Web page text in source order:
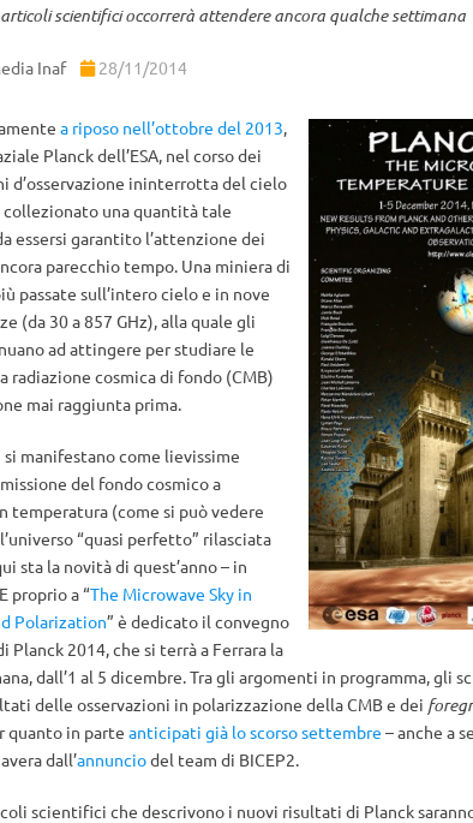
scientifici occorrerà attendere ancora qualche settimana
Inaf 28/11/2014
a riposo nell’ottobre del 2013,
Planck dell’ESA, nel corso dei
d’osservazione ininterrotta del cielo
collezionato una quantità tale
essersi garantito l’attenzione dei
parecchio tempo. Una miniera di
passate sull’intero cielo e in nove
(da 30 a 857 GHz), alla quale gli
ad attingere per studiare le
radiazione cosmica di fondo (CMB)
mai raggiunta prima.
manifestano come lievissime
del fondo cosmico a
temperatura (come si può vedere
“quasi perfetto” rilasciata
sta la novità di quest’anno – in
proprio a “The Microwave Sky in
Polarization” è dedicato il convegno
Planck 2014, che si terrà a Ferrara la
dall’1 al 5 dicembre. Tra gli argomenti in programma, gli
delle osservazioni in polarizzazione della CMB e dei
quanto in parte anticipati già lo scorso settembre – anche a
dall’annunciodel team di BICEP2.
scientifici che descrivono i nuovi risultati di Planck